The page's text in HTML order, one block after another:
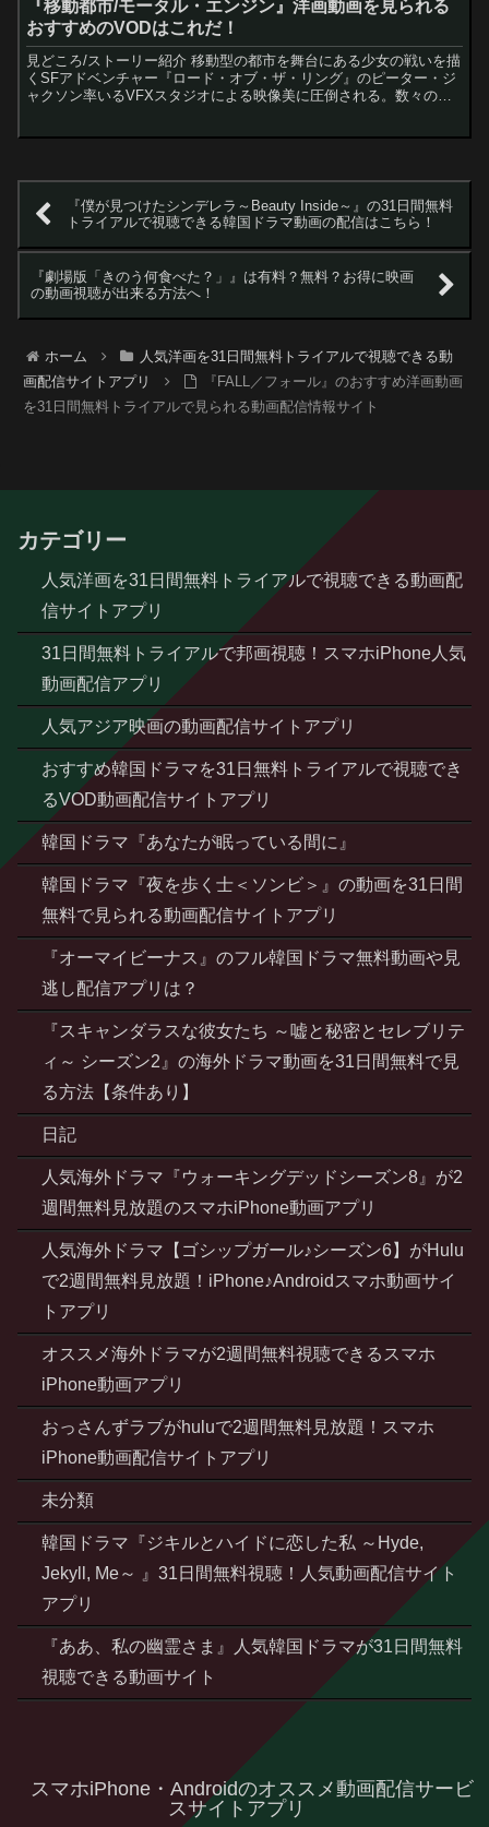
『移動都市/モータル・エンジン』洋画動画を見られる
おすすめのVODはこれだ！
見どころ/ストーリー紹介 移動型の都市を舞台にある少女の戦いを描
くSFアドベンチャー『ロード・オブ・ザ・リング』のピーター・ジ
ャクソン率いるVFXスタジオによる映像美に圧倒される。数々の賞
『僕が見つけたシンデレラ～Beauty Inside～』の31日間無料
トライアルで視聴できる韓国ドラマ動画の配信はこちら！
『劇場版「きのう何食べた？」』は有料？無料？お得に映画
の動画視聴が出来る方法へ！
ホーム
人気洋画を31日間無料トライアルで視聴できる動
画配信サイトアプリ
『FALL／フォール』のおすすめ洋画動画
を31日間無料トライアルで見られる動画配信情報サイト
カテゴリー
人気洋画を31日間無料トライアルで視聴できる動画配
信サイトアプリ
31日間無料トライアルで邦画視聴！スマホiPhone人気
動画配信アプリ
人気アジア映画の動画配信サイトアプリ
おすすめ韓国ドラマを31日無料トライアルで視聴でき
るVOD動画配信サイトアプリ
韓国ドラマ『あなたが眠っている間に』
韓国ドラマ『夜を歩く士＜ソンビ＞』の動画を31日間
無料で見られる動画配信サイトアプリ
『オーマイビーナス』のフル韓国ドラマ無料動画や見
逃し配信アプリは？
『スキャンダラスな彼女たち ～嘘と秘密とセレブリテ
ィ～ シーズン2』の海外ドラマ動画を31日間無料で見
る方法【条件あり】
日記
人気海外ドラマ『ウォーキングデッドシーズン8』が2
週間無料見放題のスマホiPhone動画アプリ
人気海外ドラマ【ゴシップガール♪シーズン6】がHulu
で2週間無料見放題！iPhone♪Androidスマホ動画サイ
トアプリ
オススメ海外ドラマが2週間無料視聴できるスマホ
iPhone動画アプリ
おっさんずラブがhuluで2週間無料見放題！スマホ
iPhone動画配信サイトアプリ
未分類
韓国ドラマ『ジキルとハイドに恋した私 ～Hyde,
Jekyll, Me～ 』31日間無料視聴！人気動画配信サイト
アプリ
『ああ、私の幽霊さま』人気韓国ドラマが31日間無料
視聴できる動画サイト
スマホiPhone・Androidのオススメ動画配信サービ
スサイトアプリ